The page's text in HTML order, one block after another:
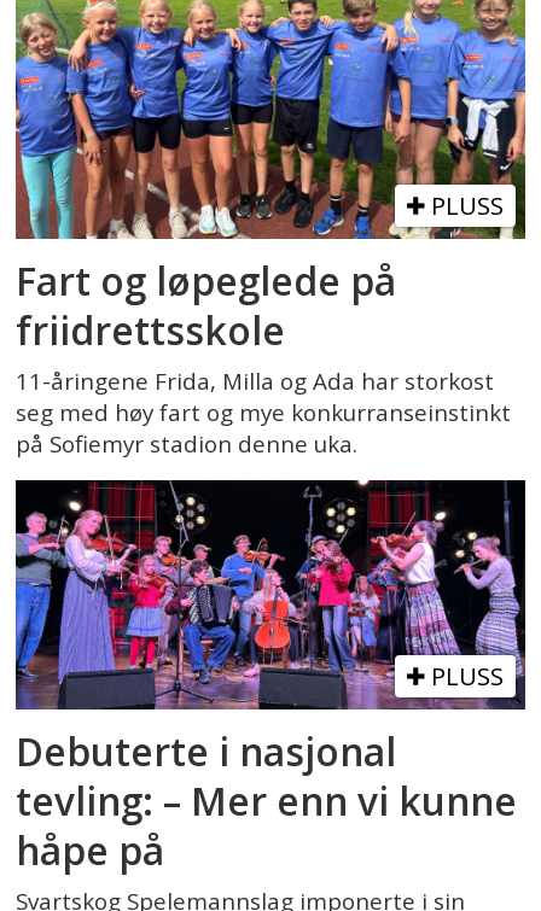
PLUSS
Fart og løpeglede på
friidrettsskole
11-åringene Frida, Milla og Ada har storkost
seg med høy fart og mye konkurranseinstinkt
på Sofiemyr stadion denne uka.
PLUSS
Debuterte i nasjonal
tevling: – Mer enn vi kunne
håpe på
Svartskog Spelemannslag imponerte i sin